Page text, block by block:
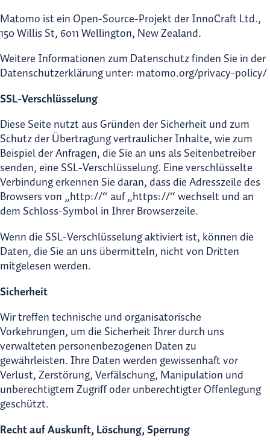
Matomo ist ein Open-Source-Projekt der InnoCraft Ltd.,
150 Willis St, 6011 Wellington, New Zealand.
Weitere Informationen zum Datenschutz finden Sie in der
Datenschutzerklärung unter: matomo.org/privacy-policy/
SSL-Verschlüsselung
Diese Seite nutzt aus Gründen der Sicherheit und zum
Schutz der Übertragung vertraulicher Inhalte, wie zum
Beispiel der Anfragen, die Sie an uns als Seitenbetreiber
senden, eine SSL-Verschlüsselung. Eine verschlüsselte
Verbindung erkennen Sie daran, dass die Adresszeile des
Browsers von „http://“ auf „https://“ wechselt und an
dem Schloss-Symbol in Ihrer Browserzeile.
Wenn die SSL-Verschlüsselung aktiviert ist, können die
Daten, die Sie an uns übermitteln, nicht von Dritten
mitgelesen werden.
Sicherheit
Wir treffen technische und organisatorische
Vorkehrungen, um die Sicherheit Ihrer durch uns
verwalteten personenbezogenen Daten zu
gewährleisten. Ihre Daten werden gewissenhaft vor
Verlust, Zerstörung, Verfälschung, Manipulation und
unberechtigtem Zugriff oder unberechtigter Offenlegung
geschützt.
Recht auf Auskunft, Löschung, Sperrung